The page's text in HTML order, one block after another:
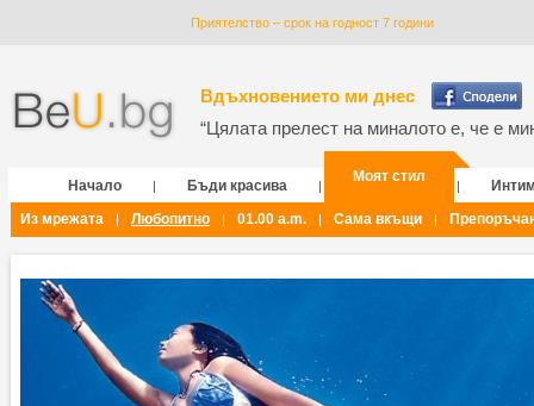
Приятелство – срок на годност 7 години
Вдъхновението ми днес
“Цялата прелест на миналото е, че е
Начало | Бъди красива |
Моят стил
|
Из мрежата
| Любопитно | 01.00 a.m. | Сама вкъщи |